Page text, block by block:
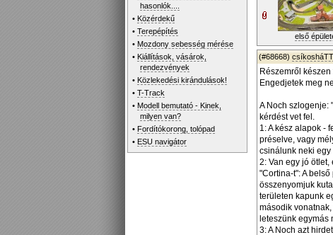
hasonlók....
• Közérdekű
•Terepépítés
• Mozdony sebesség mérése
• Kiállítások, vásárok,
rendezvények
• Közlekedési kirándulások!
•T-Track
• Modell bemutató - Kinek,
milyen van?
• Fordítókorong, tolópad
• ESU navigátor
első
(#68668)
Részemről
Engedjetek meg
A Noch szlogenje: "
kérdést vet fel.
1: A kész alapok -
préselve, vagy
csinálunk neki
2: Van egy jó
"Cortina-t": A
összenyomjuk
területen kapunk
második
leteszünk
3: A Noch azt